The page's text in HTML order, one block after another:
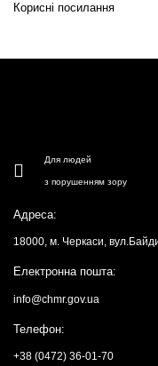
Корисні посилання
Для людей
з порушенням зору
Адреса:
18000, м. Черкаси,
Електронна пошта:
info@chmr.gov.ua
Телефон:
+38 (0472) 36-01-70